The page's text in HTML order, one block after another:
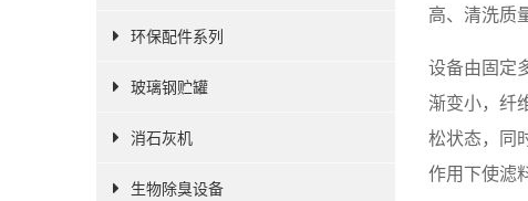
环保配件系列
玻璃钢贮罐
消石灰机
生物除臭设备
高、清洗质
设备由固定
渐变小，纤
松状态，同
作用下使滤